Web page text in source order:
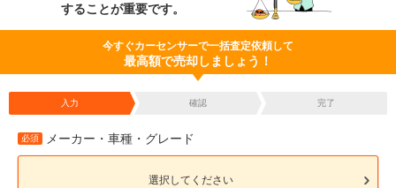
することが重要です。
今すぐカーセンサーで一括査定依頼して
最高額で売却しましょう！
入力 確認 完了
必須 メーカー・車種・グレード
選択してください